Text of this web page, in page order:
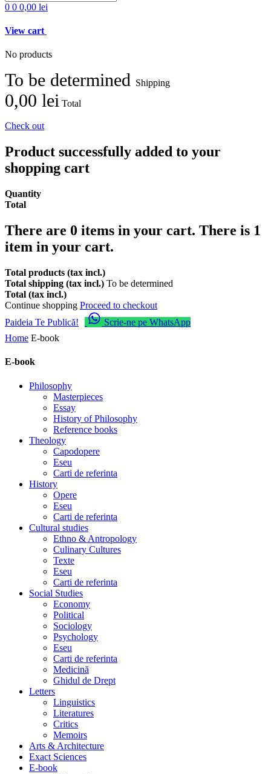
0 0 0,00 lei
View cart
No products
To be determined Shipping
0,00 lei Total
Check out
Product successfully added to your
shopping cart
Quantity
Total
There are 0 items in your cart. There is 1
item in your cart.
Total products (tax incl.)
Total shipping (tax incl.) To be determined
Total (tax incl.)
Continue shopping Proceed to checkout
Paideia Te Publică!
Scrie-ne pe WhatsApp
Home E-book
E-book
Philosophy
Masterpieces
Essay
History of Philosophy
Reference books
Theology
Capodopere
Eseu
Carti de referinta
History
Opere
Eseu
Carti de referinta
Cultural studies
Ethno & Antropology
Culinary Cultures
Texte
Eseu
Carti de referinta
Social Studies
Economy
Political
Sociology
Psychology
Eseu
Carti de referinta
Medicină
Ghidul de Drept
Letters
Linguistics
Literatures
Critics
Memoirs
Arts & Architecture
Exact Sciences
E-book